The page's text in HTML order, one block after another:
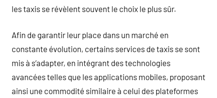
les taxis se révèlent souvent le choix le plus sûr.
Afin de garantir leur place dans un marché en
constante évolution, certains services de taxis se sont
mis à s’adapter, en intégrant des technologies
avancées telles que les applications mobiles, proposant
ainsi une commodité similaire à celui des plateformes